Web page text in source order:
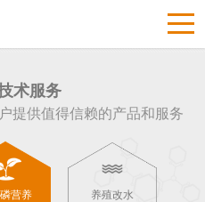
术服务
提供值得信赖的产品和服务
营养
养殖改水